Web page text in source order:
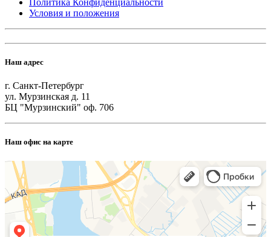
Условия и положения
Наш адрес
г. Санкт-Петербург
ул. Мурзинская д. 11
БЦ "Мурзинский" оф. 706
Наш офис на карте